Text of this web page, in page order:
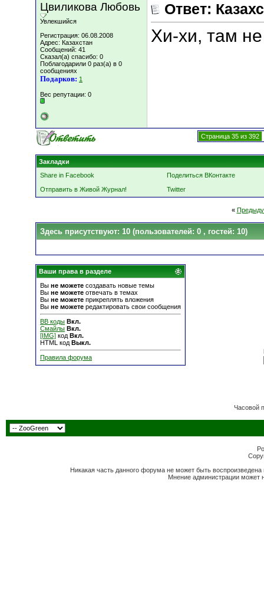
Цвиликова Любовь
Увлекшийся
Регистрация: 06.08.2008
Адрес: Казахстан
Сообщений: 41
Сказал(а) спасибо: 0
Поблагодарили 0 раз(а) в 0
сообщениях
Подарков: 1
Вес репутации: 0
Ответ:
Хи-хи, там не
Страница 35 из 392
Закладки
Share in Facebook
Поделиться ВКонтакте
Отправить в Живой Журнал!
Twitter
«
Здесь присутствуют: 10 (пользователей: 0 , гостей: 10)
Ваши права в разделе
Вы не можете создавать новые темы
Вы не можете отвечать в темах
Вы не можете прикреплять вложения
Вы не можете редактировать свои сообщения
BB коды Вкл.
Смайлы Вкл.
[IMG] код Вкл.
HTML код Выкл.
Правила форума
Часовой
Никакая часть данного форума не может быть
Мнение администрации может